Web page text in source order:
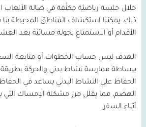
خلال جلسة رياضيّة مكثّفة في صالة الألعاب
ذلك، يمكننا استكشاف المناطق المحيطة بنا
الأقدام أو الاستمتاع بجولة مسائيّة بعد
الهدف ليس حساب الخطوات أو متابعة
ببساطة ممارسة نشاط بدني والحركة بطريقة
الحفاظ على النشاط البدني يساعد في
الهضم، مما يقلل من مشكلة الإمساك التي
أثناء السفر.